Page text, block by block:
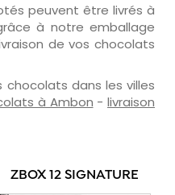
peuvent être livrés à
à notre emballage
de vos chocolats
chocolats dans les villes
à Ambon - livraison
ZBOX 12 SIGNATURE